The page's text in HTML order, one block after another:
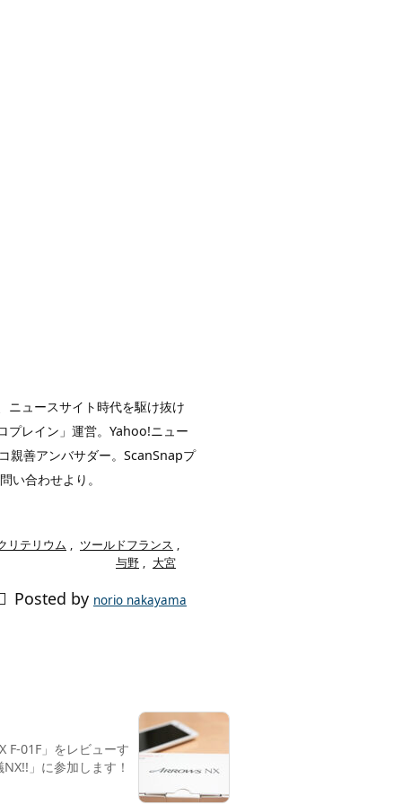
ニュースサイト時代を駆け抜け
プレイン」運営。Yahoo!ニュー
親善アンバサダー。ScanSnapプ
い合わせより。
リテリウム , ツールドフランス ,
与野 , 大宮
Posted by norio nakayama
F-01F」をレビューす
」に参加します！